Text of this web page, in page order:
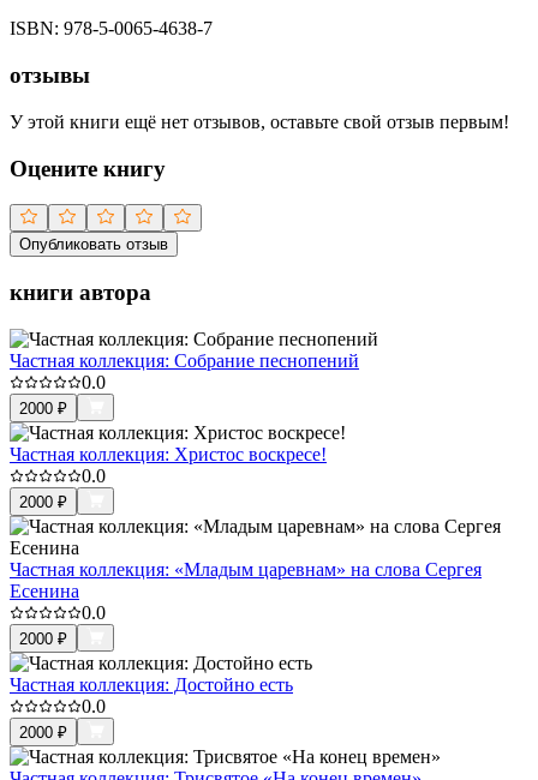
ISBN: 978-5-0065-4638-7
отзывы
У этой книги ещё нет отзывов, оставьте свой отзыв первым!
Оцените книгу
Опубликовать отзыв
книги автора
Частная коллекция: Собрание песнопений
0.0
2000 ₽
Частная коллекция: Христос воскресе!
0.0
2000 ₽
Частная коллекция: «Младым царевнам» на слова Сергея
Есенина
0.0
2000 ₽
Частная коллекция: Достойно есть
0.0
2000 ₽